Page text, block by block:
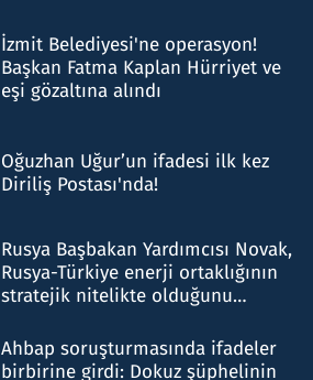
İzmit Belediyesi'ne operasyon!
Başkan Fatma Kaplan Hürriyet ve
eşi gözaltına alındı
Oğuzhan Uğur’un ifadesi ilk kez
Diriliş Postası'nda!
Rusya Başbakan Yardımcısı Novak,
Rusya-Türkiye enerji ortaklığının
stratejik nitelikte olduğunu
Ahbap soruşturmasında ifadeler
birbirine girdi: Dokuz şüphelinin